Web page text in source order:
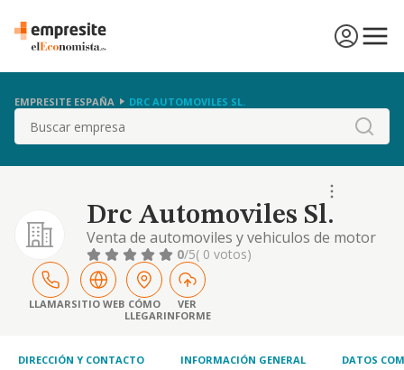
EMPRESITE ESPAÑA DRC AUTOMOVILES SL.
Buscar
Drc Automoviles Sl.
Venta de automoviles y vehiculos de motor
ligero (cnae 4511). mantenimiento y
reparacion de vehiculos de motor (cnae
4520)
0/5( 0 votos)
LLAMARSITIO WEB CÓMO
LLEGAR
VER
INFORME
DIRECCIÓN Y CONTACTO INFORMACIÓN GENERAL DATOS